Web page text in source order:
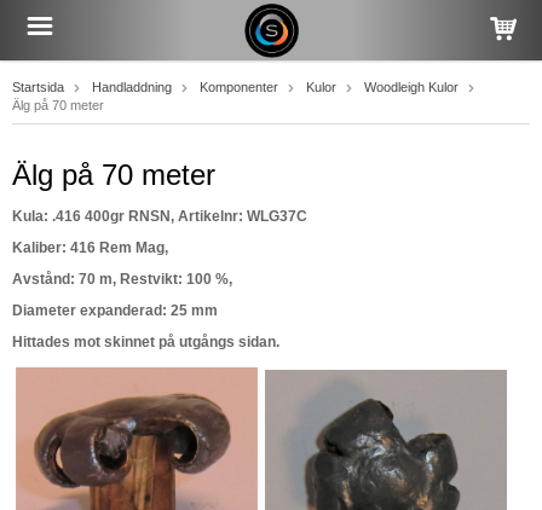
Startsida Handladdning Komponenter Kulor
Woodleigh Kulor
Älg på 70 meter
Älg på 70 meter
Kula: .416 400gr RNSN, Artikelnr: WLG37C
Kaliber: 416 Rem Mag,
Avstånd: 70 m, Restvikt: 100 %,
Diameter expanderad: 25 mm
Hittades mot skinnet på utgångs sidan.